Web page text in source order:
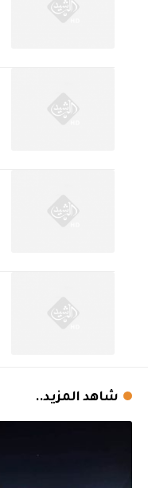
شاهد المزيد..